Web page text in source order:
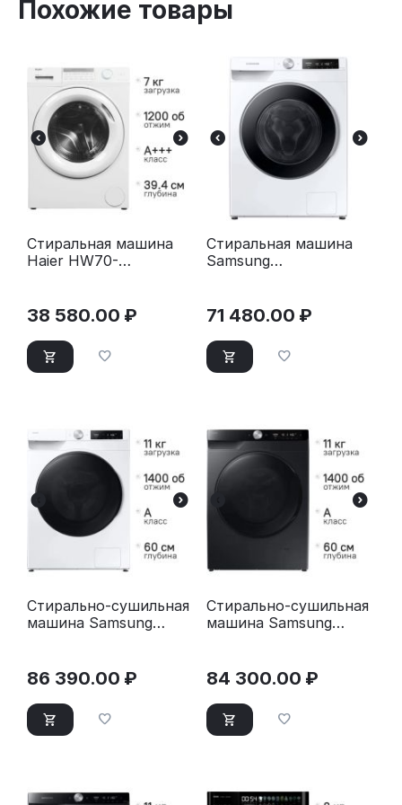
Похожие товары
Стиральная машина
Haier HW70-
38 580.00 ₽
Стиральная машина
Samsung
71 480.00 ₽
Стирально-сушильная
машина Samsung
86 390.00 ₽
Стирально-сушильная
машина Samsung
84 300.00 ₽